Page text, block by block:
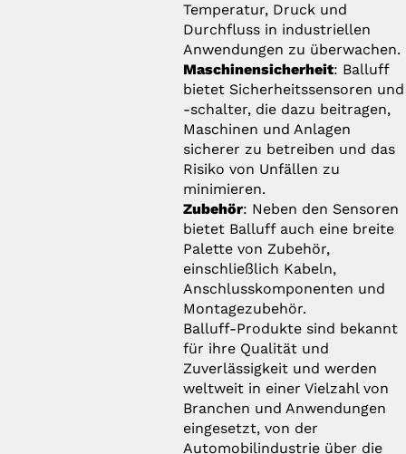
Temperatur, Druck und
Durchfluss in industriellen
Anwendungen zu überwachen.
Maschinensicherheit: Balluff
bietet Sicherheitssensoren und
-schalter, die dazu beitragen,
Maschinen und Anlagen
sicherer zu betreiben und das
Risiko von Unfällen zu
minimieren.
Zubehör: Neben den Sensoren
bietet Balluff auch eine breite
Palette von Zubehör,
einschließlich Kabeln,
Anschlusskomponenten und
Montagezubehör.
Balluff-Produkte sind bekannt
für ihre Qualität und
Zuverlässigkeit und werden
weltweit in einer Vielzahl von
Branchen und Anwendungen
eingesetzt, von der
Automobilindustrie über die